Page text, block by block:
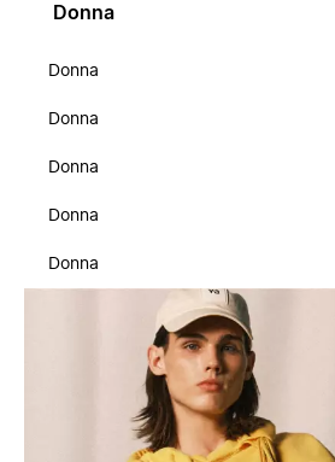
Donna
Donna
Donna
Donna
Donna
Donna